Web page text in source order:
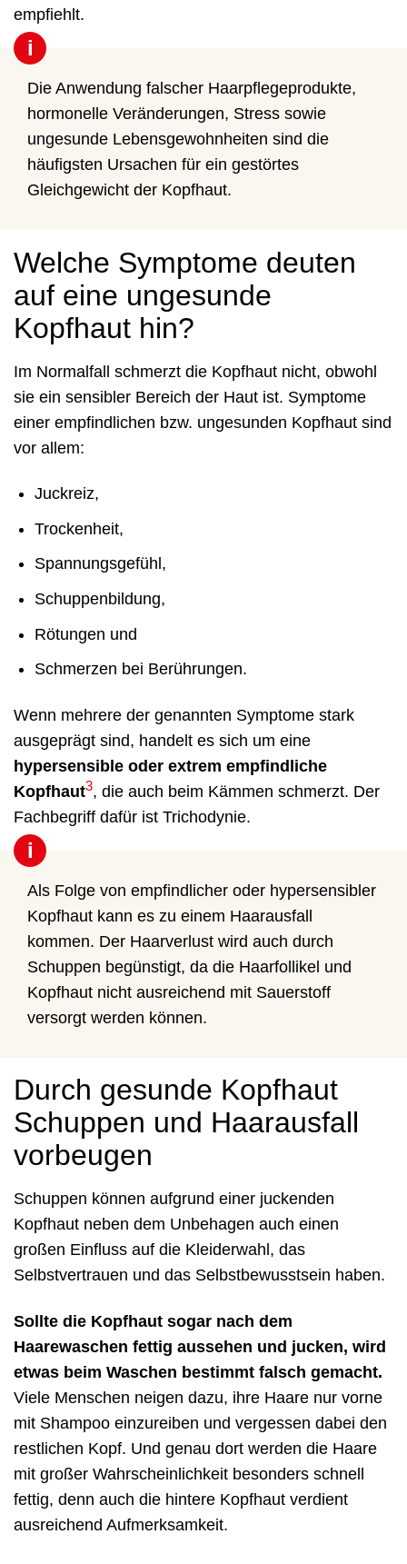
empfiehlt.
i
Die Anwendung falscher Haarpflegeprodukte,
hormonelle Veränderungen, Stress sowie
ungesunde Lebensgewohnheiten sind die
häufigsten Ursachen für ein gestörtes
Gleichgewicht der Kopfhaut.
Welche Symptome deuten
auf eine ungesunde
Kopfhaut hin?
Im Normalfall schmerzt die Kopfhaut nicht, obwohl
sie ein sensibler Bereich der Haut ist. Symptome
einer empfindlichen bzw. ungesunden Kopfhaut sind
vor allem:
Juckreiz,
Trockenheit,
Spannungsgefühl,
Schuppenbildung,
Rötungen und
Schmerzen bei Berührungen.
Wenn mehrere der genannten Symptome stark
ausgeprägt sind, handelt es sich um eine
hypersensible oder extrem empfindliche
Kopfhaut3, die auch beim Kämmen schmerzt. Der
Fachbegriff dafür ist Trichodynie.
i
Als Folge von empfindlicher oder hypersensibler
Kopfhaut kann es zu einem Haarausfall
kommen. Der Haarverlust wird auch durch
Schuppen begünstigt, da die Haarfollikel und
Kopfhaut nicht ausreichend mit Sauerstoff
versorgt werden können.
Durch gesunde Kopfhaut
Schuppen und Haarausfall
vorbeugen
Schuppen können aufgrund einer juckenden
Kopfhaut neben dem Unbehagen auch einen
großen Einfluss auf die Kleiderwahl, das
Selbstvertrauen und das Selbstbewusstsein haben.
Sollte die Kopfhaut sogar nach dem
Haarewaschen fettig aussehen und jucken, wird
etwas beim Waschen bestimmt falsch gemacht.
Viele Menschen neigen dazu, ihre Haare nur vorne
mit Shampoo einzureiben und vergessen dabei den
restlichen Kopf. Und genau dort werden die Haare
mit großer Wahrscheinlichkeit besonders schnell
fettig, denn auch die hintere Kopfhaut verdient
ausreichend Aufmerksamkeit.